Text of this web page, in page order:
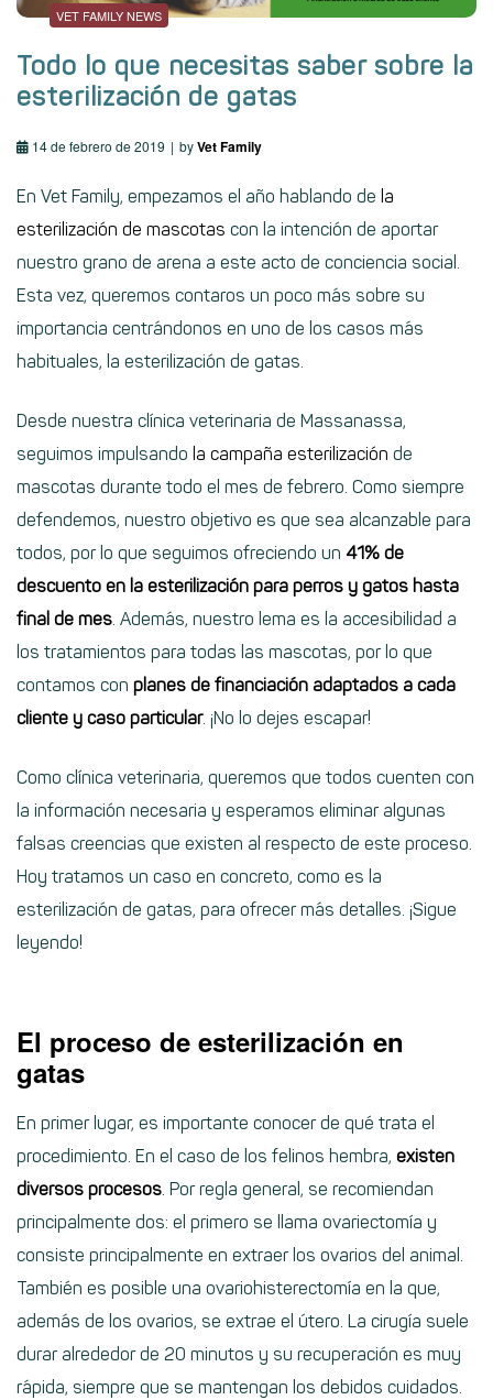
VET FAMILY NEWS
Todo lo que necesitas saber sobre la
esterilización de gatas
14 de febrero de 2019 byVet Family
En Vet Family, empezamos el año hablando de la
esterilización de mascotas con la intención de aportar
nuestro grano de arena a este acto de conciencia social.
Esta vez, queremos contaros un poco más sobre su
importancia centrándonos en uno de los casos más
habituales, la esterilización de gatas.
Desde nuestra clínica veterinaria de Massanassa,
seguimos impulsando la campaña esterilización de
mascotas durante todo el mes de febrero. Como siempre
defendemos, nuestro objetivo es que sea alcanzable para
todos, por lo que seguimos ofreciendo un 41% de
descuento en la esterilización para perros y gatos hasta
final de mes. Además, nuestro lema es la accesibilidad a
los tratamientos para todas las mascotas, por lo que
contamos con planes de financiación adaptados a cada
cliente y caso particular. ¡No lo dejes escapar!
Como clínica veterinaria, queremos que todos cuenten con
la información necesaria y esperamos eliminar algunas
falsas creencias que existen al respecto de este proceso.
Hoy tratamos un caso en concreto, como es la
esterilización de gatas, para ofrecer más detalles. ¡Sigue
leyendo!
El proceso de esterilización en
gatas
En primer lugar, es importante conocer de qué trata el
procedimiento. En el caso de los felinos hembra, existen
diversos procesos. Por regla general, se recomiendan
principalmente dos: el primero se llama ovariectomía y
consiste principalmente en extraer los ovarios del animal.
También es posible una ovariohisterectomía en la que,
además de los ovarios, se extrae el útero. La cirugía suele
durar alrededor de 20 minutos y su recuperación es muy
rápida, siempre que se mantengan los debidos cuidados.